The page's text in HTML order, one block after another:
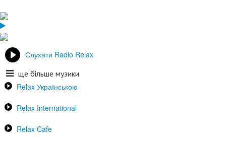
Слухати Radio Relax
ще більше музики
Relax Українською
Relax International
Relax Cafe